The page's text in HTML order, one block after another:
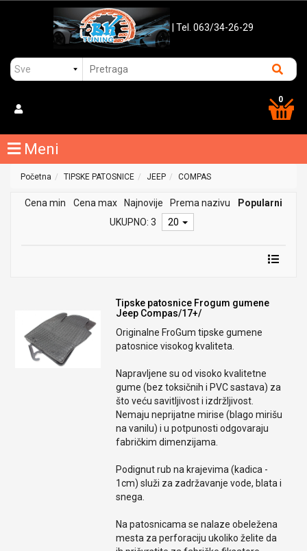
| Tel. 063/34-26-29
0
Meni
Početna TIPSKE PATOSNICE JEEP COMPAS
Cena min Cena max Najnovije Prema nazivu
Popularni
UKUPNO: 3
20
Tipske patosnice Frogum gumene
Jeep Compas/17+/
Originalne FroGum tipske gumene
patosnice visokog kvaliteta.
Napravljene su od visoko kvalitetne
gume (bez toksičnih i PVC sastava) za
što veću savitljivost i izdržljivost.
Nemaju neprijatne mirise (blago mirišu
na vanilu) i u potpunosti odgovaraju
fabričkim dimenzijama.
Podignut rub na krajevima (kadica -
1cm) služi za zadržavanje vode, blata i
snega.
Na patosnicama se nalaze obeležena
mesta za perforaciju ukoliko želite da